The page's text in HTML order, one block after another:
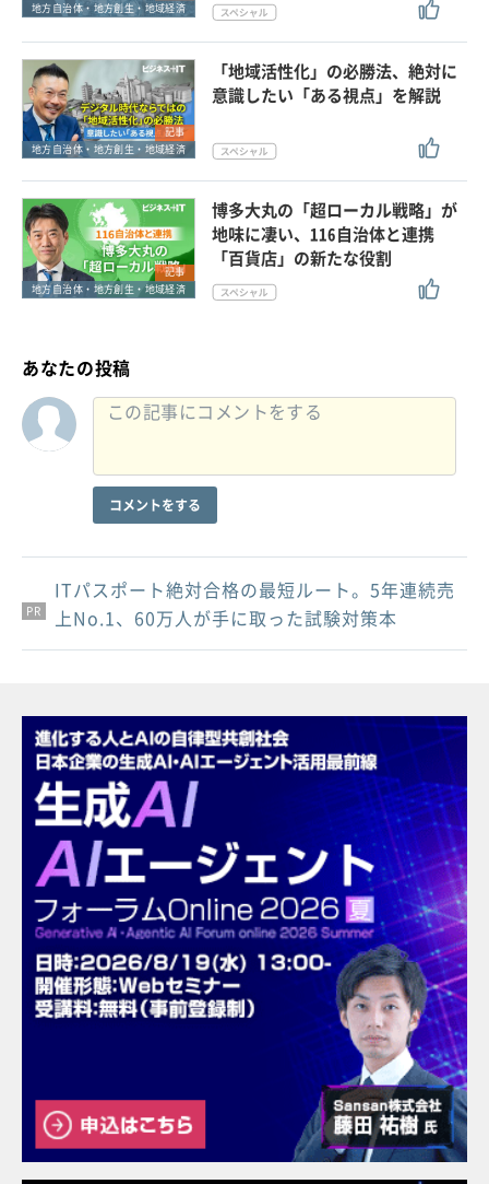
地方自治体・地方創生・地域経済
記事
地方自治体・地方創生・地域経済
「地域活性化」の必勝法、絶対に
意識したい「ある視点」を解説
記事
地方自治体・地方創生・地域経済
博多大丸の「超ローカル戦略」が
地味に凄い、116自治体と連携
「百貨店」の新たな役割
あなたの投稿
コメントをする
PR
PR
PR
ITパスポート絶対合格の最短ルート。5年連続売
上No.1、60万人が手に取った試験対策本